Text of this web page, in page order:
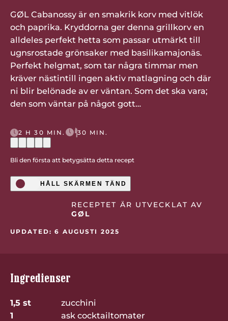
GØL Cabanossy är en smakrik korv med vitlök
och paprika. Kryddorna ger denna grillkorv en
alldeles perfekt hetta som passar utmärkt till
ugnsrostade grönsaker med basilikamajonäs.
Perfekt helgmat, som tar några timmar men
kräver nästintill ingen aktiv matlagning och där
ni blir belönade av er väntan. Som det ska vara;
den som väntar på något gott…
2 H 30 MIN. 30 MIN.
Bli den första att betygsätta detta recept
HÅLL SKÄRMEN TÄND
RECEPTET ÄR UTVECKLAT AV
GØL
UPDATED: 6 AUGUSTI 2025
Ingredienser
1,5 st
zucchini
1
ask cocktailtomater